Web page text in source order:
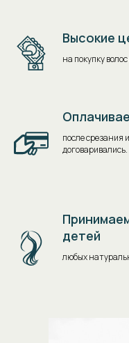
Высокие
на покупку
после срезания
договаривались.
детей
любых